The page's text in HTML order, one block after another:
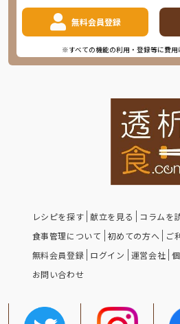
無料会員登録
※すべての機能の利用・登録等に費用
レシピを探す 献立を見る コラムを
食事管理について
初めての方へ
ご
無料会員登録 ログイン 運営会社
お問い合わせ